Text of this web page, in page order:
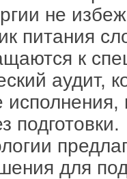
не
питания
к
аудит,
подготовки.
для